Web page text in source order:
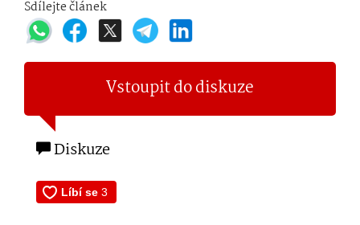
Sdílejte článek
Vstoupit do diskuze
Diskuze